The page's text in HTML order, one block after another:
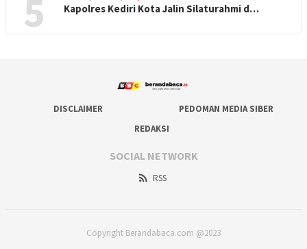
5 Kapolres Kediri Kota Jalin Silaturahmi d…
DISCLAIMER
PEDOMAN MEDIA SIBER
REDAKSI
SOCIAL NETWORK
RSS
Copyright Berandabaca.com @2023